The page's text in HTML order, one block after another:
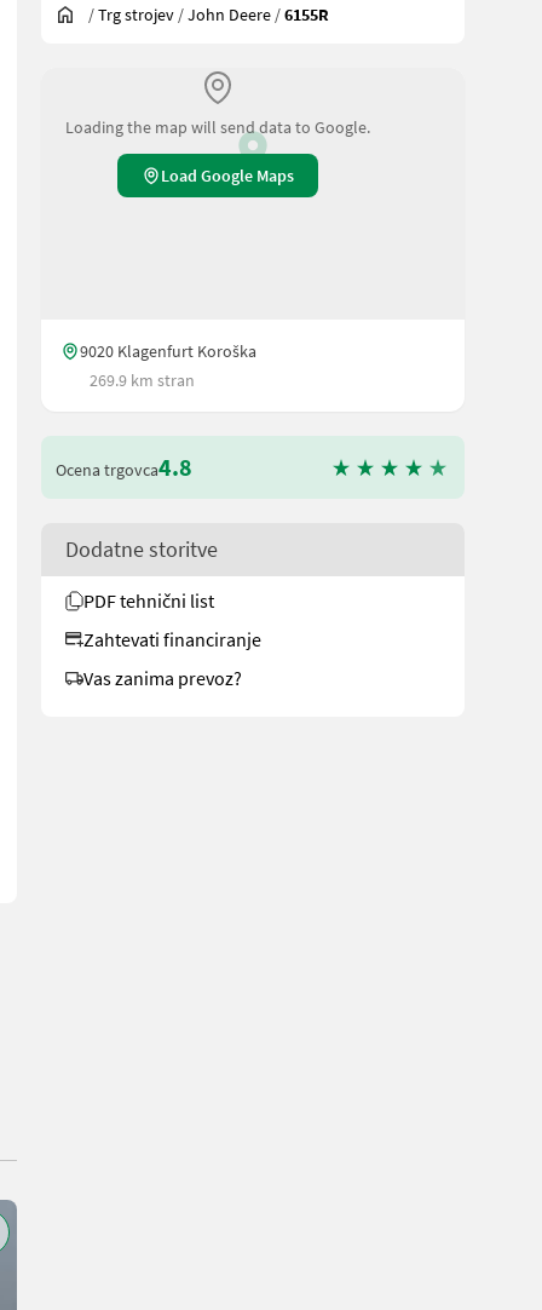
2-Leiter FHY, FZW 4 dw Steuerventile Bereifung 600/
/Trg strojev /John Deere /6155R
Loading the map will send data to Google.
Load Google Maps
9020 Klagenfurt Koroška
269.9 km stran
Ocena trgovca4.8
Dodatne storitve
PDF tehnični list
Zahtevati financiranje
Vas zanima prevoz?